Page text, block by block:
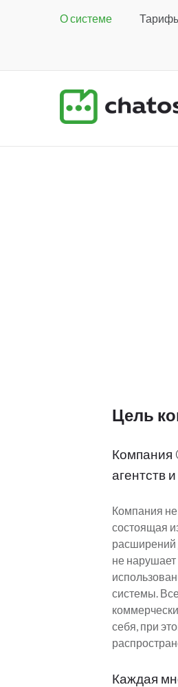
О системе
Цель
Компания
агентств
Компания
состоящая
расширений
не
системы.
себя, при
Каждая